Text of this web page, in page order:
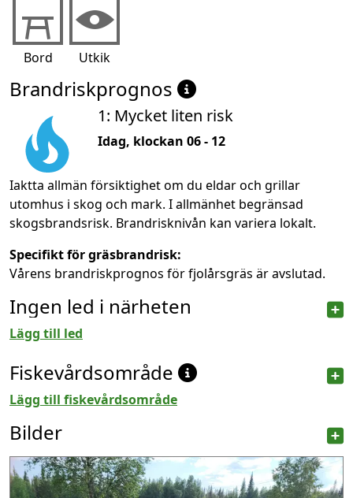
Bord Utkik
Brandriskprognos
1: Mycket liten risk
Idag, klockan 06 - 12
Iaktta allmän försiktighet om du eldar och grillar
utomhus i skog och mark. I allmänhet begränsad
skogsbrandsrisk. Brandrisknivån kan variera lokalt.
Specifikt för gräsbrandrisk:
Vårens brandriskprognos för fjolårsgräs är avslutad.
Ingen led i närheten
Lägg till led
Fiskevårdsområde
Lägg till fiskevårdsområde
Bilder